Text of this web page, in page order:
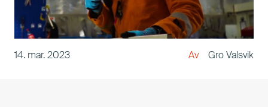
14. mar. 2023 Gro Valsvik